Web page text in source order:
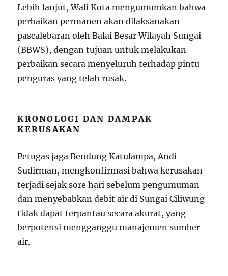
Lebih lanjut, Wali Kota mengumumkan bahwa
perbaikan permanen akan dilaksanakan
pascalebaran oleh Balai Besar Wilayah Sungai
(BBWS), dengan tujuan untuk melakukan
perbaikan secara menyeluruh terhadap pintu
penguras yang telah rusak.
KRONOLOGI DAN DAMPAK
KERUSAKAN
Petugas jaga Bendung Katulampa, Andi
Sudirman, mengkonfirmasi bahwa kerusakan
terjadi sejak sore hari sebelum pengumuman
dan menyebabkan debit air di Sungai Ciliwung
tidak dapat terpantau secara akurat, yang
berpotensi mengganggu manajemen sumber
air.